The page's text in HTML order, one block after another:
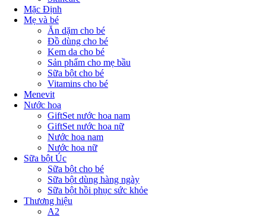
Mặc Định
Mẹ và bé
Ăn dặm cho bé
Đồ dùng cho bé
Kem da cho bé
Sản phẩm cho mẹ bầu
Sữa bột cho bé
Vitamins cho bé
Menevit
Nước hoa
GiftSet nước hoa nam
GiftSet nước hoa nữ
Nước hoa nam
Nước hoa nữ
Sữa bột Úc
Sữa bột cho bé
Sữa bột dùng hàng ngày
Sữa bột hồi phục sức khỏe
Thương hiệu
A2